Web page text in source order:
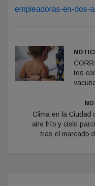
empleadoras-en-dos-
tos
Clima en la Ciudad
aire frío y cielo
tras el marcado